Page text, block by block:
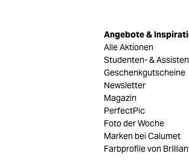
Angebote &
Alle Aktionen
Studenten- &
Geschenkgutscheine
Newsletter
Magazin
PerfectPic
Foto der Woche
Marken bei Calumet
Farbprofile von